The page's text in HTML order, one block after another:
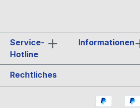
Service-
Hotline
Informationen
Rechtliches